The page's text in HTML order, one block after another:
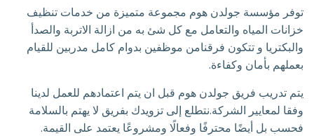
توفر مؤسسة جولدن هوم مجموعة متميزة من خدمات تنظيف
خزانات المياه والتعامل مع كل شئ به من ازالة الاتربة والصدأ
والبكتريا و تتكون فرقنامن موظفين بدوام كامل مدربين للقيام
بعملهم بأمان وكفاءة.
يتم تدريب فريق جولدن هوم قبل ان يتم اعتمادهم للعمل لدينا
وفقا لمعايير الشركة.نتطلع إلى تزويدك بفريق لا يهتم بالسلامة
فحسب بل أيضًا محترفًا وفعالًا ومشروعًا يعتمد على القيمة.